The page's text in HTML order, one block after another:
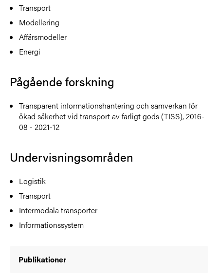
Transport
Modellering
Affärsmodeller
Energi
Pågående forskning
Transparent informationshantering och samverkan för
ökad säkerhet vid transport av farligt gods (TISS), 2016-
08 - 2021-12
Undervisningsområden
Logistik
Transport
Intermodala transporter
Informationssystem
Publikationer